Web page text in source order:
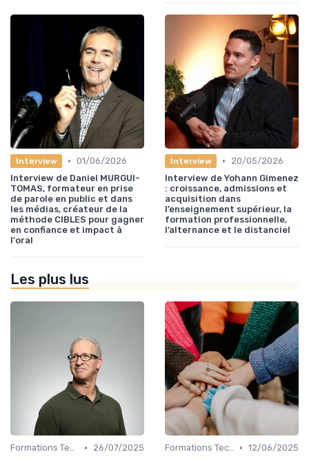
Interview • 01/06/2026
Interview de Daniel MURGUI-
TOMAS, formateur en prise
de parole en public et dans
les médias, créateur de la
méthode CIBLES pour gagner
en confiance et impact à
l'oral
Interview •
20/05/2026
Interview de Yohann Gimenez
: croissance, admissions et
acquisition dans
l’enseignement supérieur, la
formation professionnelle,
l’alternance et le distanciel
Les plus lus
Formations Techniques et Spécialisées •
26/07/2025
Formations Techniques et Spécialisées • 12/06/2025